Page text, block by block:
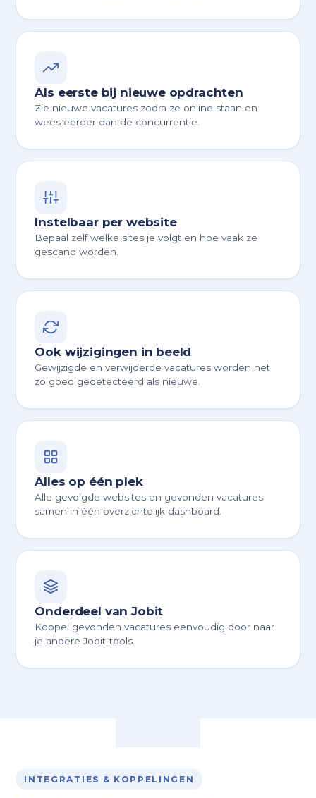
Als eerste bij nieuwe opdrachten
Zie nieuwe vacatures zodra ze online staan en
wees eerder dan de concurrentie.
Instelbaar per website
Bepaal zelf welke sites je volgt en hoe vaak ze
gescand worden.
Ook wijzigingen in beeld
Gewijzigde en verwijderde vacatures worden net
zo goed gedetecteerd als nieuwe.
Alles op één plek
Alle gevolgde websites en gevonden vacatures
samen in één overzichtelijk dashboard.
Onderdeel van Jobit
Koppel gevonden vacatures eenvoudig door naar
je andere Jobit-tools.
INTEGRATIES & KOPPELINGEN